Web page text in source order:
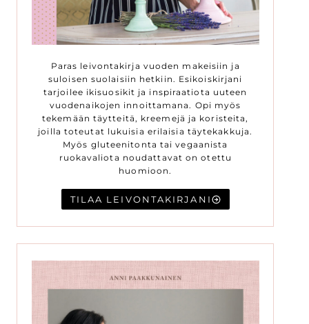
Paras leivontakirja vuoden makeisiin ja
suloisen suolaisiin hetkiin. Esikoiskirjani
tarjoilee ikisuosikit ja inspiraatiota uuteen
vuodenaikojen innoittamana. Opi myös
tekemään täytteitä, kreemejä ja koristeita,
joilla toteutat lukuisia erilaisia täytekakkuja.
Myös gluteenitonta tai vegaanista
ruokavaliota noudattavat on otettu
huomioon.
TILAA LEIVONTAKIRJANI